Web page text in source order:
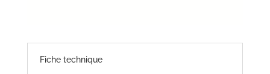
Fiche technique